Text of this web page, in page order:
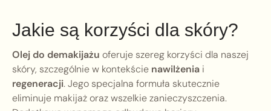
Jakie są korzyści dla skóry?
Olej do demakijażu oferuje szereg korzyści dla naszej
skóry, szczególnie w kontekście nawilżenia i
regeneracji. Jego specjalna formuła skutecznie
eliminuje makijaż oraz wszelkie zanieczyszczenia.